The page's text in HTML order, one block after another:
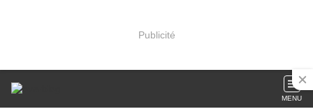
Publicité
MENU